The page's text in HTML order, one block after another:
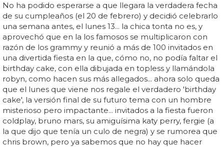
No ha podido esperarse a que llegara la verdadera fecha
de su cumpleaños (el 20 de febrero) y decidió celebrarlo
una semana antes, el lunes 13... la chica tonta no es, y
aprovechó que en la los famosos se multiplicaron con
razón de los grammy y reunió a más de 100 invitados en
una divertida fiesta en la que, cómo no, no podía faltar el
birthday cake, con ella dibujada en topless y llamándola
robyn, como hacen sus más allegados... ahora solo queda
que el lunes que viene nos regale el verdadero 'birthday
cake', la versión final de su futuro tema con un hombre
misterioso pero impactante... invitados a la fiesta fueron
coldplay, bruno mars, su amiguísima katy perry, fergie (a
la que dijo que tenía un culo de negra) y se rumorea que
chris brown, pero ya sabemos que no hay que hacer